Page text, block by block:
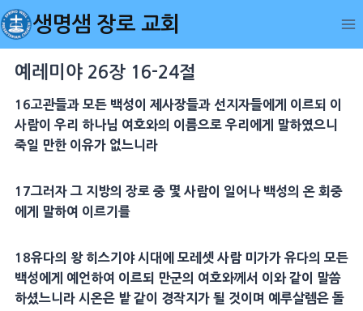
Skip
to
content
생명샘 장로 교회
예레미야 26장 16-24절
16고관들과 모든 백성이 제사장들과 선지자들에게 이르되 이
사람이 우리 하나님 여호와의 이름으로 우리에게 말하였으니
죽일 만한 이유가 없느니라
17그러자 그 지방의 장로중 몇 사람이 일어나 백성의 온 회중
에게 말하여 이르기를
18유다의 왕히스기야시대에 모레셋 사람 미가가 유다의 모든
백성에게 예언하여 이르되 만군의 여호와께서 이와 같이 말씀
하셨느니라 시온은 밭같이 경작지가 될 것이며 예루살렘은 돌